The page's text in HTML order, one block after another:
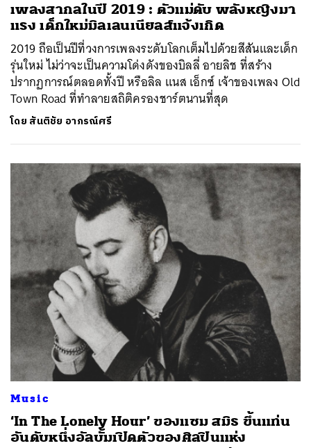
เพลงสากลในปี 2019 : ตัวแม่ดับ พลังหญิงมา
แรง เด็กใหม่มิลเลนเนียลส์แจ้งเกิด
2019 ถือเป็นปีที่วงการเพลงระดับโลกเต็มไปด้วยสีสันและเด็ก
รุ่นใหม่ ไม่ว่าจะเป็นความโด่งดังของบิลลี่ อายลิช ที่สร้าง
ปรากฏการณ์ตลอดทั้งปี หรือลิล แนส เอ็กซ์ เจ้าของเพลง Old
Town Road ที่ทำลายสถิติครองชาร์ตนานที่สุด
โดย สันติชัย อาภรณ์ศรี
Music
‘In The Lonely Hour’ ของแซม สมิธ ขึ้นแท่น
อันดับหนึ่งอัลบั้มเปิดตัวของศิลปินแห่ง